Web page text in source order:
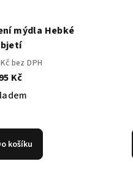
mýdla Hebké
bez DPH
Kč
košíku